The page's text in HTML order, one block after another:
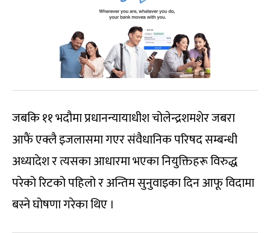
जबकि ११ भदौमा प्रधानन्यायाधीश चोलेन्द्रशमशेर जबरा
आफैं एक्लै इजलासमा गएर संवैधानिक परिषद सम्बन्धी
अध्यादेश र त्यसका आधारमा भएका नियुक्तिहरू विरुद्ध
परेको रिटको पहिलो र अन्तिम सुनुवाइका दिन आफू विदामा
बस्ने घोषणा गरेका थिए ।